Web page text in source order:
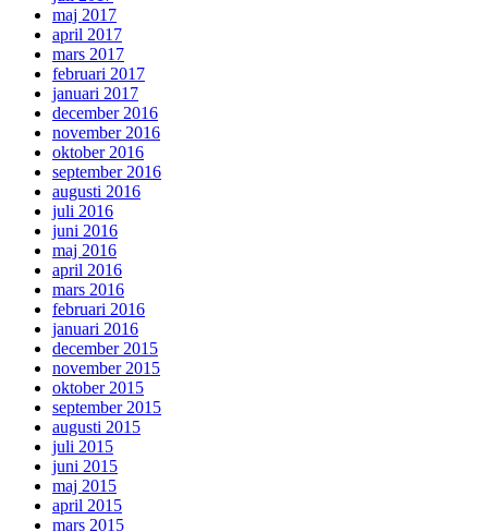
maj 2017
april 2017
mars 2017
februari 2017
januari 2017
december 2016
november 2016
oktober 2016
september 2016
augusti 2016
juli 2016
juni 2016
maj 2016
april 2016
mars 2016
februari 2016
januari 2016
december 2015
november 2015
oktober 2015
september 2015
augusti 2015
juli 2015
juni 2015
maj 2015
april 2015
mars 2015